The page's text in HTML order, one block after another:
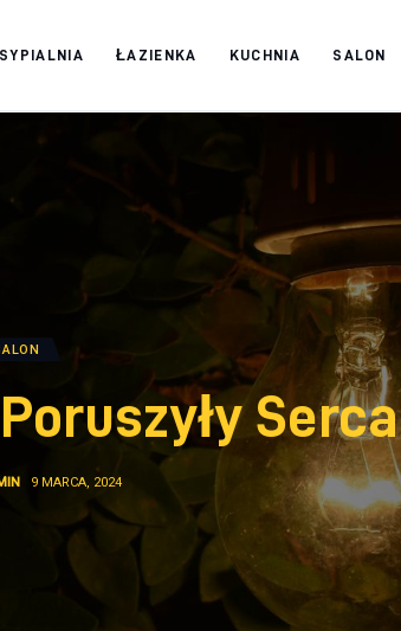
SYPIALNIA ŁAZIENKA KUCHNIA SALON
Serca
9 MARCA, 2024